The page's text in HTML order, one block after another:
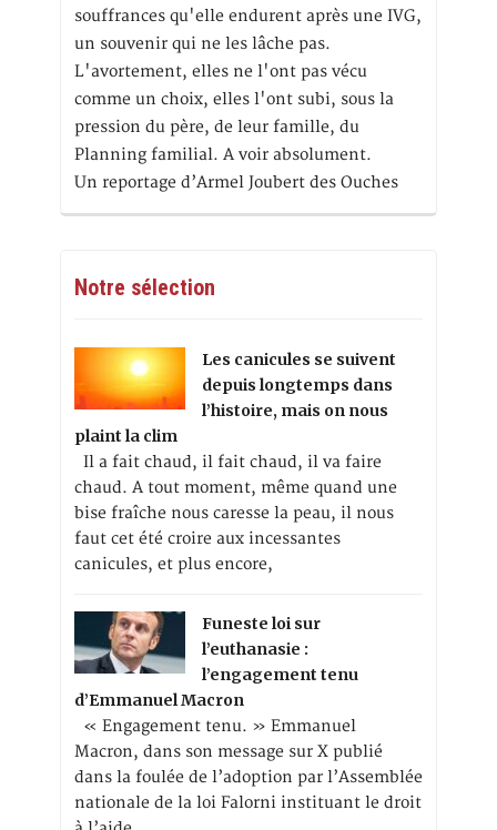
souffrances qu'elle endurent après une IVG,
un souvenir qui ne les lâche pas.
L'avortement, elles ne l'ont pas vécu
comme un choix, elles l'ont subi, sous la
pression du père, de leur famille, du
Planning familial. A voir absolument.
Un reportage d’Armel Joubert des Ouches
Notre sélection
Les canicules se suivent
depuis longtemps dans
l’histoire, mais on nous
plaint la clim
Il a fait chaud, il fait chaud, il va faire
chaud. A tout moment, même quand une
bise fraîche nous caresse la peau, il nous
faut cet été croire aux incessantes
canicules, et plus encore,
Funeste loi sur
l’euthanasie :
l’engagement tenu
d’Emmanuel Macron
« Engagement tenu. » Emmanuel
Macron, dans son message sur X publié
dans la foulée de l’adoption par l’Assemblée
nationale de la loi Falorni instituant le droit